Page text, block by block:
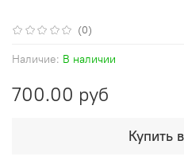
(0)
Наличие: В наличии
700.00 руб
Купить